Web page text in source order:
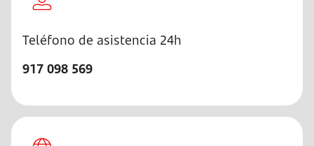
Teléfono de asistencia 24h
917 098 569